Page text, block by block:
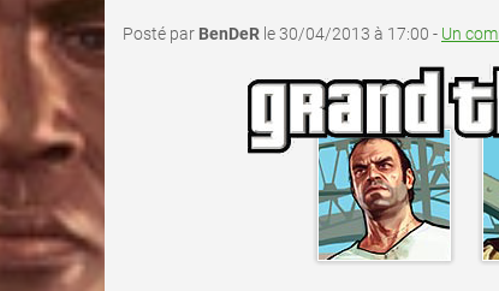
Posté par BenDeR le 30/04/2013 à 17:00 - Un